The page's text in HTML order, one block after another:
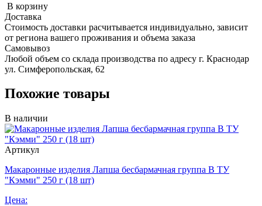
В корзину
Доставка
Стоимость доставки расчитывается индивидуально, зависит
от региона вашего проживания и объема заказа
Самовывоз
Любой объем со склада производства по адресу г. Краснодар
ул. Симферопольская, 62
Похожие товары
В наличии
Артикул
Макаронные изделия Лапша бесбармачная группа В ТУ
"Кэмми" 250 г (18 шт)
Цена: